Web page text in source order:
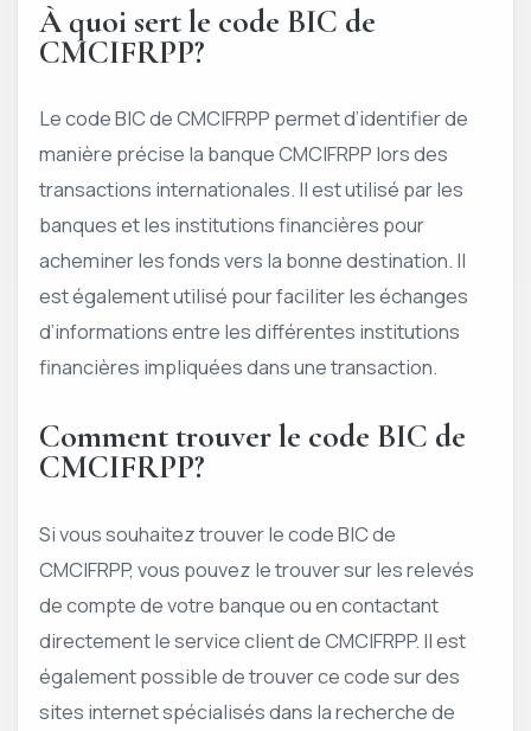
À quoi sert le code BIC de
CMCIFRPP?
Le code BIC de CMCIFRPP permet d’identifier de
manière précise la banque CMCIFRPP lors des
transactions internationales. Il est utilisé par les
banques et les institutions financières pour
acheminer les fonds vers la bonne destination. Il
est également utilisé pour faciliter les échanges
d’informations entre les différentes institutions
financières impliquées dans une transaction.
Comment trouver le code BIC de
CMCIFRPP?
Si vous souhaitez trouver le code BIC de
CMCIFRPP, vous pouvez le trouver sur les relevés
de compte de votre banque ou en contactant
directement le service client de CMCIFRPP. Il est
également possible de trouver ce code sur des
sites internet spécialisés dans la recherche de